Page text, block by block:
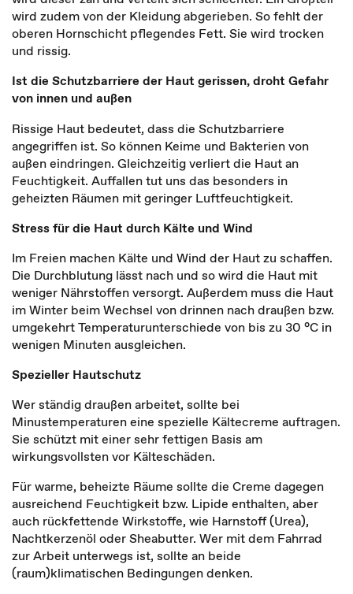
wird zudem von der Kleidung abgerieben. So fehlt der
oberen Hornschicht pflegendes Fett. Sie wird trocken
und rissig.
Ist die Schutzbarriere der Haut gerissen, droht Gefahr
von innen und außen
Rissige Haut bedeutet, dass die Schutzbarriere
angegriffen ist. So können Keime und Bakterien von
außen eindringen. Gleichzeitig verliert die Haut an
Feuchtigkeit. Auffallen tut uns das besonders in
geheizten Räumen mit geringer Luftfeuchtigkeit.
Stress für die Haut durch Kälte und Wind
Im Freien machen Kälte und Wind der Haut zu schaffen.
Die Durchblutung lässt nach und so wird die Haut mit
weniger Nährstoffen versorgt. Außerdem muss die Haut
im Winter beim Wechsel von drinnen nach draußen bzw.
umgekehrt Temperaturunterschiede von bis zu 30 °C in
wenigen Minuten ausgleichen.
Spezieller Hautschutz
Wer ständig draußen arbeitet, sollte bei
Minustemperaturen eine spezielle Kältecreme auftragen.
Sie schützt mit einer sehr fettigen Basis am
wirkungsvollsten vor Kälteschäden.
Für warme, beheizte Räume sollte die Creme dagegen
ausreichend Feuchtigkeit bzw. Lipide enthalten, aber
auch rückfettende Wirkstoffe, wie Harnstoff (Urea),
Nachtkerzenöl oder Sheabutter. Wer mit dem Fahrrad
zur Arbeit unterwegs ist, sollte an beide
(raum)klimatischen Bedingungen denken.